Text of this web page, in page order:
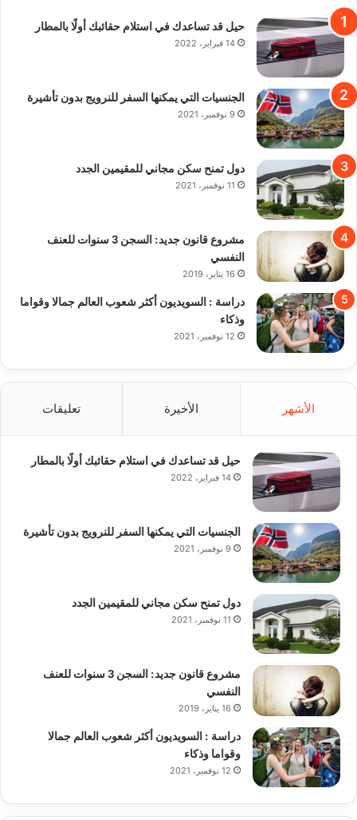
حيل قد تساعدك في استلام حقائبك أولًا بالمطار
14 فبراير، 2022
الجنسيات التي يمكنها السفر للنرويج بدون تأشيرة
9 نوفمبر، 2021
دول تمنح سكن مجاني للمقيمين الجدد
11 نوفمبر، 2021
مشروع قانون جديد: السجن 3 سنوات للعنف
النفسي
16 يناير، 2019
دراسة : السويديون أكثر شعوب العالم جمالا وقواما
وذكاء
12 نوفمبر، 2021
الأشهر الأخيرة تعليقات
حيل قد تساعدك في استلام حقائبك أولًا بالمطار
14 فبراير، 2022
الجنسيات التي يمكنها السفر للنرويج بدون تأشيرة
9 نوفمبر، 2021
دول تمنح سكن مجاني للمقيمين الجدد
11 نوفمبر، 2021
مشروع قانون جديد: السجن 3 سنوات للعنف
النفسي
16 يناير، 2019
دراسة : السويديون أكثر شعوب العالم جمالا
وقواما وذكاء
12 نوفمبر، 2021